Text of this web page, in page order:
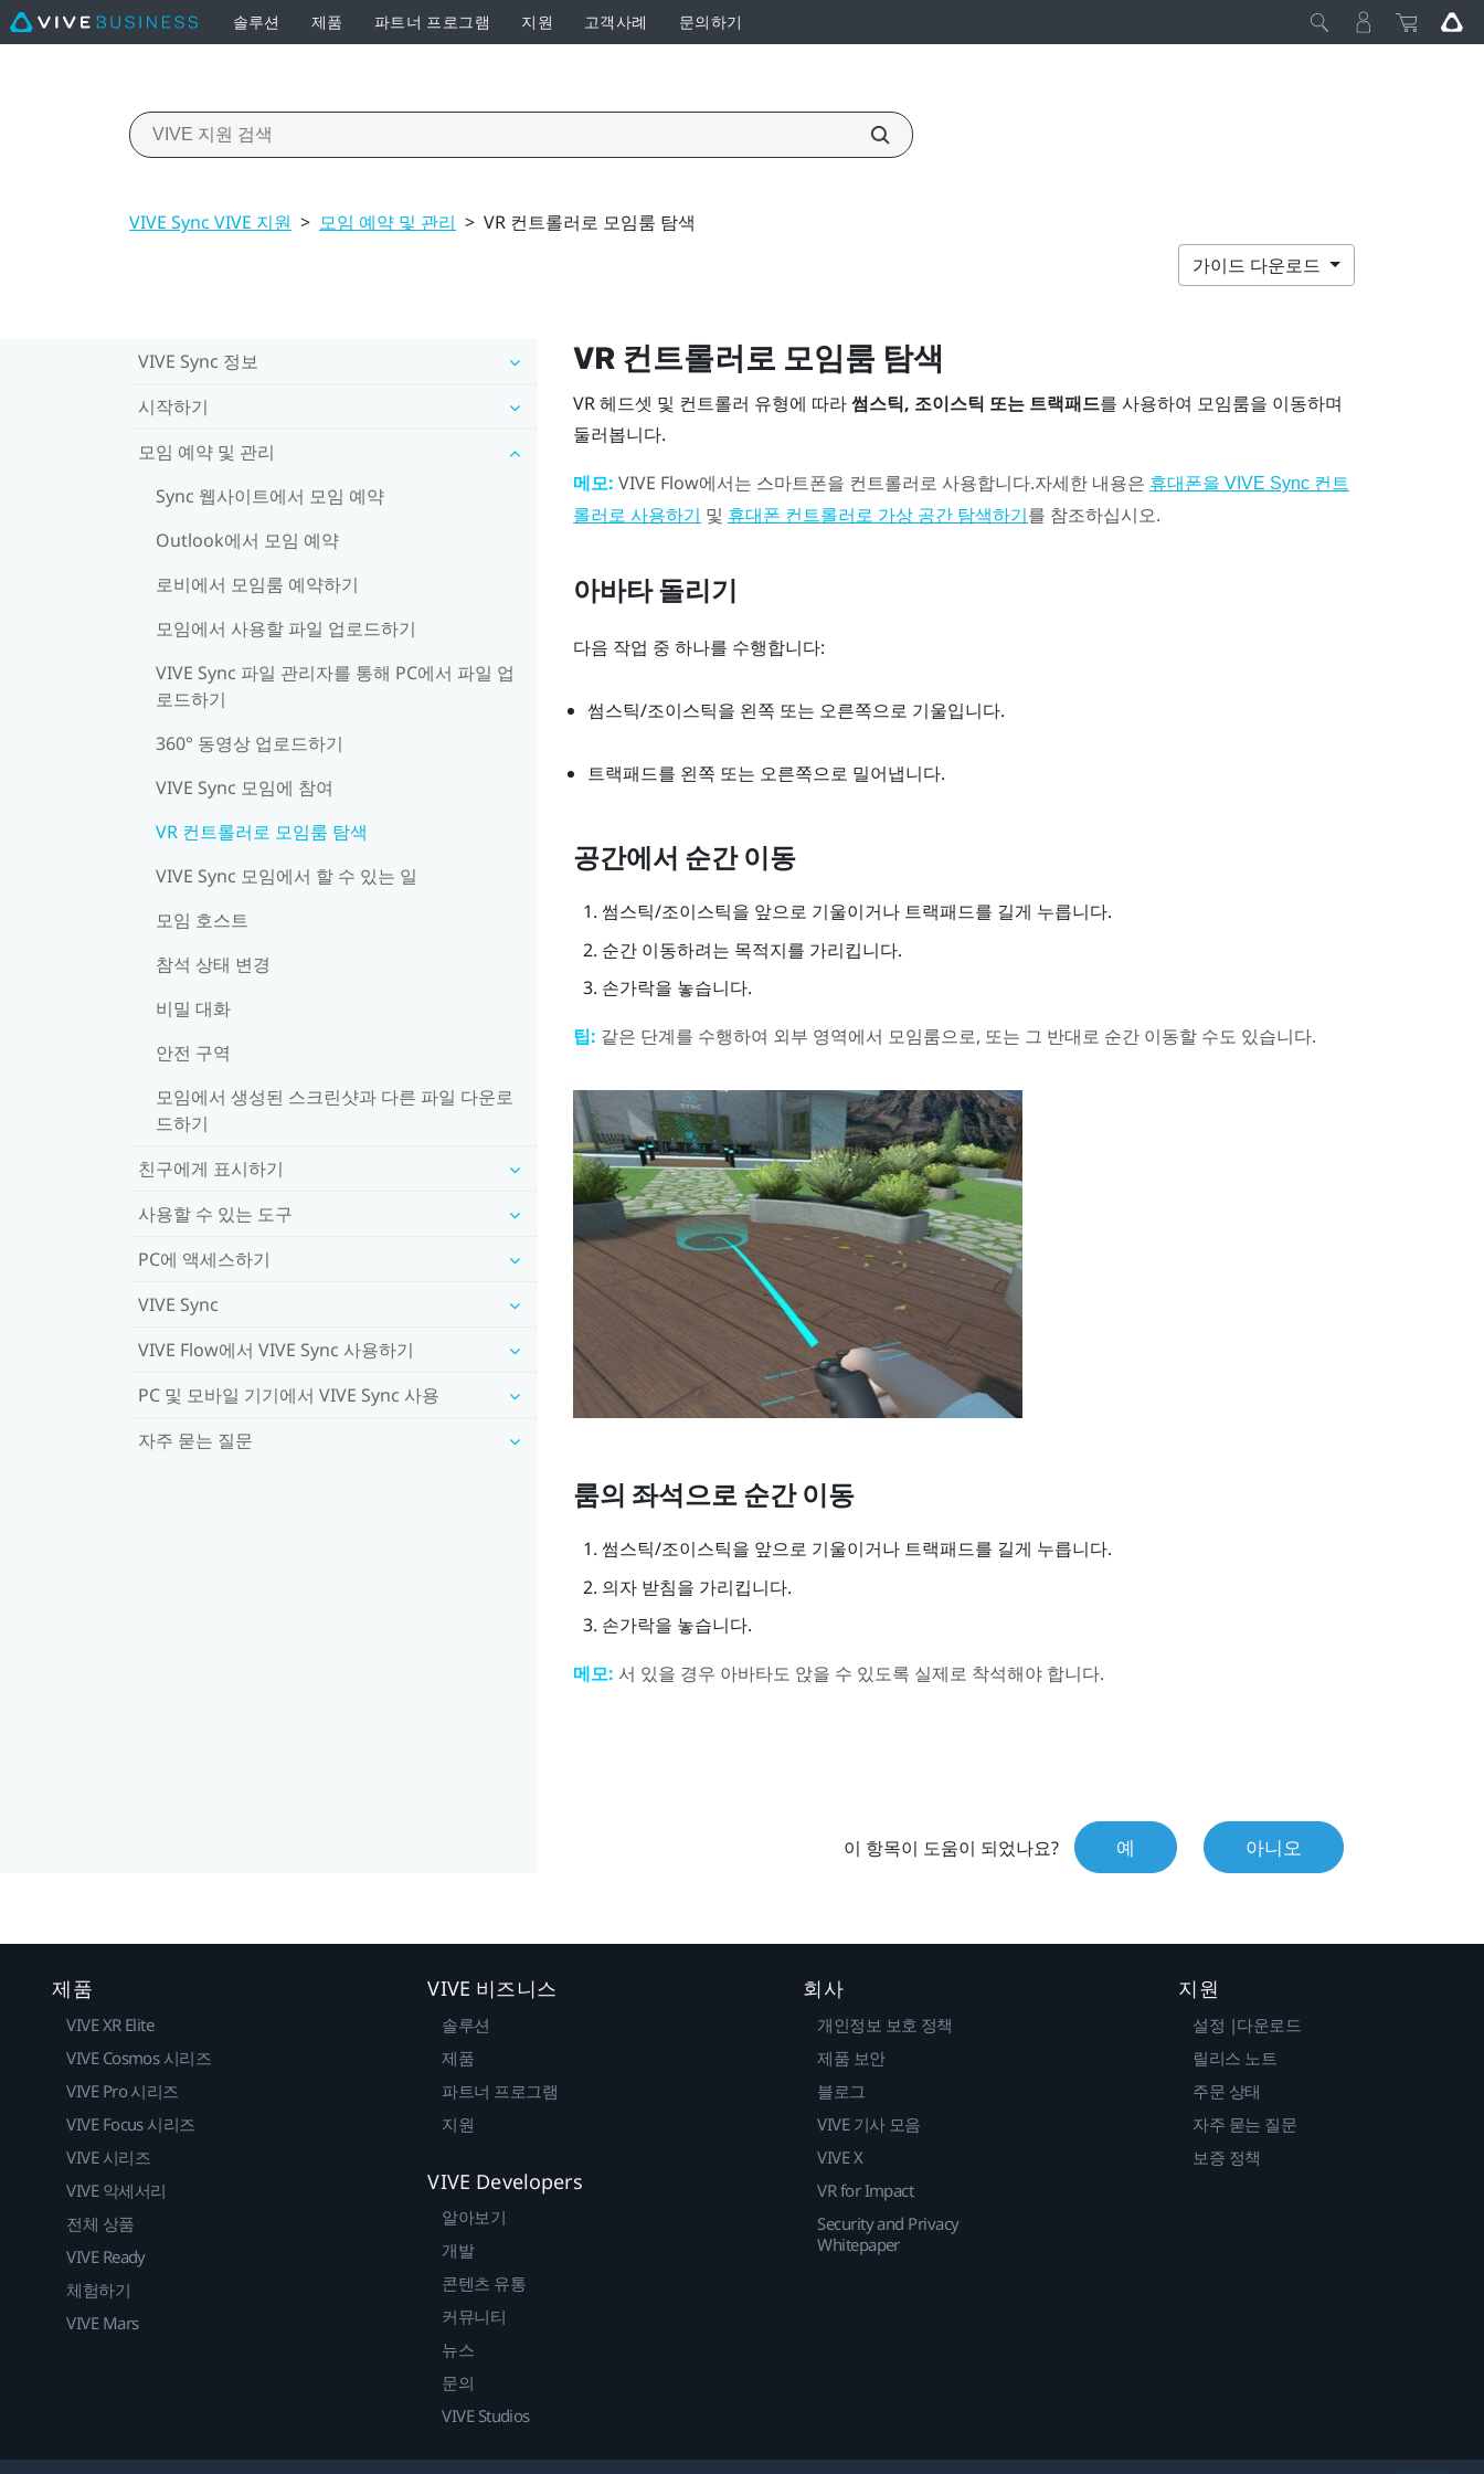
솔루션 제품 파트너 프로그램 지원 고객사례 문의하기
VIVE Sync VIVE 지원 > 모임 예약 및 관리 > VR 컨트롤러로 모임룸 탐색
가이드 다운로드
VIVE Sync 정보
시작하기
모임 예약 및 관리
Sync 웹사이트에서 모임 예약
Outlook에서 모임 예약
로비에서 모임룸 예약하기
모임에서 사용할 파일 업로드하기
VIVE Sync 파일 관리자를 통해 PC에서 파일 업
로드하기
360° 동영상 업로드하기
VIVE Sync 모임에 참여
VR 컨트롤러로 모임룸 탐색
VIVE Sync 모임에서 할 수 있는 일
모임 호스트
참석 상태 변경
비밀 대화
안전 구역
모임에서 생성된 스크린샷과 다른 파일 다운로
드하기
친구에게 표시하기
사용할 수 있는 도구
PC에 액세스하기
VIVE Sync
VIVE Flow에서 VIVE Sync 사용하기
PC 및 모바일 기기에서 VIVE Sync 사용
자주 묻는 질문
VR 컨트롤러로 모임룸 탐색
VR 헤드셋 및 컨트롤러 유형에 따라썸스틱, 조이스틱 또는 트랙패드를 사용하여 모임룸을 이동하며
둘러봅니다.
메모: VIVE Flow에서는 스마트폰을 컨트롤러로 사용합니다.자세한 내용은 휴대폰을 VIVE Sync 컨트
롤러로 사용하기
및 휴대폰 컨트롤러로 가상 공간 탐색하기 를 참조하십시오.
아바타 돌리기
다음 작업 중 하나를 수행합니다:
썸스틱/조이스틱을 왼쪽 또는 오른쪽으로 기울입니다.
트랙패드를 왼쪽 또는 오른쪽으로 밀어냅니다.
공간에서 순간 이동
썸스틱/조이스틱을 앞으로 기울이거나 트랙패드를 길게 누릅니다.
순간 이동하려는 목적지를 가리킵니다.
손가락을 놓습니다.
팁: 같은 단계를 수행하여 외부 영역에서 모임룸으로, 또는 그 반대로 순간 이동할 수도 있습니다.
룸의 좌석으로 순간 이동
썸스틱/조이스틱을 앞으로 기울이거나 트랙패드를 길게 누릅니다.
의자 받침을 가리킵니다.
손가락을 놓습니다.
메모: 서 있을 경우 아바타도 앉을 수 있도록 실제로 착석해야 합니다.
이 항목이 도움이 되었나요? 예 아니오
제품
VIVE XR Elite
VIVE Cosmos 시리즈
VIVE Pro 시리즈
VIVE Focus 시리즈
VIVE 시리즈
VIVE 악세서리
전체 상품
VIVE Ready
체험하기
VIVE Mars
VIVE 비즈니스
솔루션
제품
파트너 프로그램
지원
VIVE Developers
알아보기
개발
콘텐츠 유통
커뮤니티
뉴스
문의
VIVE Studios
회사
개인정보 보호 정책
제품 보안
블로그
VIVE 기사 모음
VIVE X
VR for Impact
Security and Privacy
Whitepaper
지원
설정 |다운로드
릴리스 노트
주문 상태
자주 묻는 질문
보증 정책